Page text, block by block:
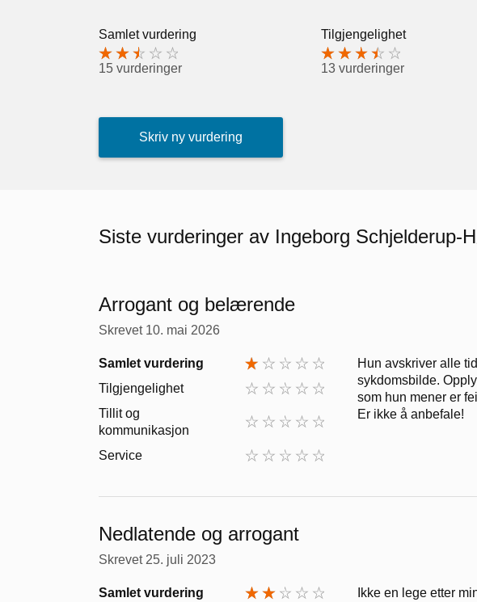
Samlet vurdering
15 vurderinger
Tilgjengelighet
13 vurderinger
Skriv ny vurdering
Siste vurderinger av Ingeborg Schjelderup-
Arrogant og belærende
Skrevet 10. mai 2026
Samlet vurdering
Tilgjengelighet
Tillit og
kommunikasjon
Service
Hun avskriver alle
sykdomsbilde.
som hun mener er
Er ikke å anbefale!
Nedlatende og arrogant
Skrevet 25. juli 2023
Samlet vurdering
Ikke en lege etter